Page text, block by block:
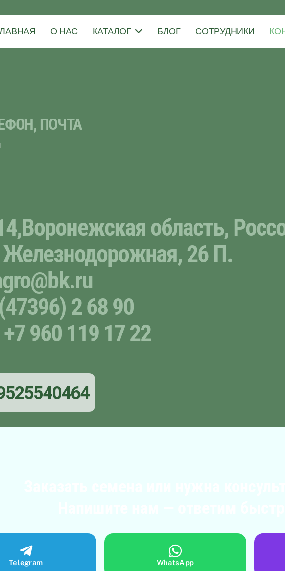
О НАС КАТАЛОГ БЛОГ СОТРУДНИКИ
ПОЧТА
область,
Железнодорожная, 26 П.
2 68 90
+7 960 119 17 22
Telegram WhatsApp